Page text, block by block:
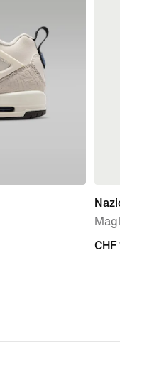
Nazionale
Maglia da
CHF
CHF